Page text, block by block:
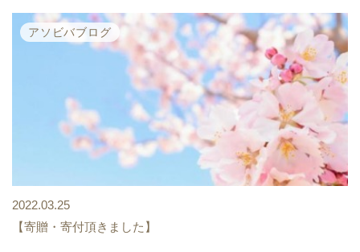
アソビバブログ
2022.03.25
【寄贈・寄付頂きました】